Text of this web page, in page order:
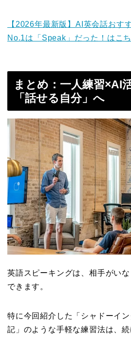
【2026年最新版】AI英会話おす
No.1は「Speak」だった！はこ
まとめ：一人練習×AI
「話せる自分」へ
英語スピーキングは、相手がい
できます。
特に今回紹介した「シャドーイ
記」のような手軽な練習法は、